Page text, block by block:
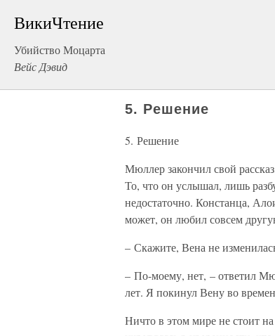
ВикиЧтение
Убийство Моцарта
Вейс Дэвид
5. Решение
5. Решение
Мюллер закончил свой
То, что он услышал, лишь
недостаточно. Констанца,
может, он любил совсем
– Скажите, Вена не
– По-моему, нет, – ответил
лет. Я покинул Вену во
Ничто в этом мире не стоит